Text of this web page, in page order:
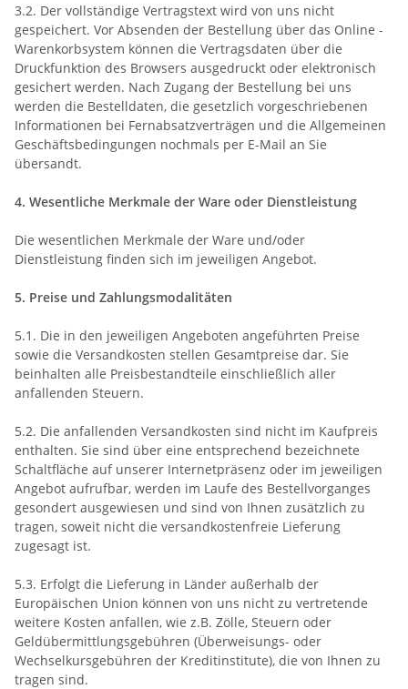
3.2. Der vollständige Vertragstext wird von uns nicht
gespeichert. Vor Absenden der Bestellung über das Online -
Warenkorbsystem können die Vertragsdaten über die
Druckfunktion des Browsers ausgedruckt oder elektronisch
gesichert werden. Nach Zugang der Bestellung bei uns
werden die Bestelldaten, die gesetzlich vorgeschriebenen
Informationen bei Fernabsatzverträgen und die Allgemeinen
Geschäftsbedingungen nochmals per E-Mail an Sie
übersandt.
4. Wesentliche Merkmale der Ware oder Dienstleistung
Die wesentlichen Merkmale der Ware und/oder
Dienstleistung finden sich im jeweiligen Angebot.
5. Preise und Zahlungsmodalitäten
5.1. Die in den jeweiligen Angeboten angeführten Preise
sowie die Versandkosten stellen Gesamtpreise dar. Sie
beinhalten alle Preisbestandteile einschließlich aller
anfallenden Steuern.
5.2. Die anfallenden Versandkosten sind nicht im Kaufpreis
enthalten. Sie sind über eine entsprechend bezeichnete
Schaltfläche auf unserer Internetpräsenz oder im jeweiligen
Angebot aufrufbar, werden im Laufe des Bestellvorganges
gesondert ausgewiesen und sind von Ihnen zusätzlich zu
tragen, soweit nicht die versandkostenfreie Lieferung
zugesagt ist.
5.3. Erfolgt die Lieferung in Länder außerhalb der
Europäischen Union können von uns nicht zu vertretende
weitere Kosten anfallen, wie z.B. Zölle, Steuern oder
Geldübermittlungsgebühren (Überweisungs- oder
Wechselkursgebühren der Kreditinstitute), die von Ihnen zu
tragen sind.